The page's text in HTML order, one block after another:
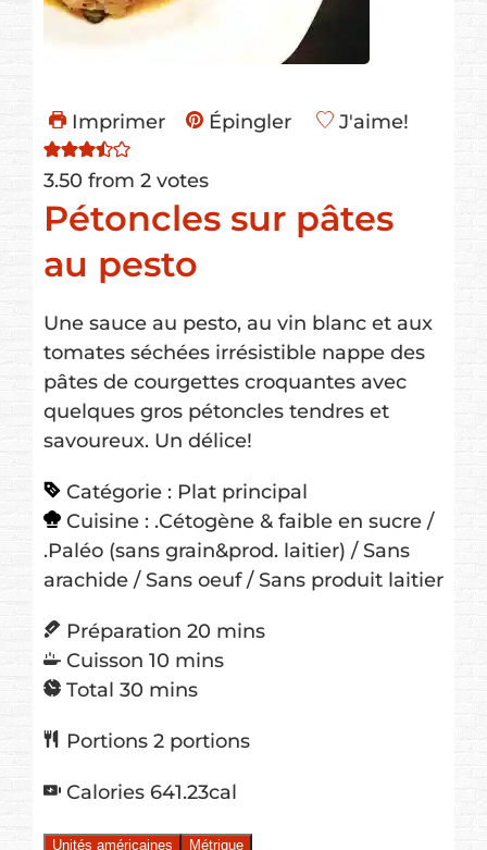
Imprimer Épingler J'aime!
3.50 from 2 votes
Pétoncles sur pâtes
au pesto
Une sauce au pesto, au vin blanc et aux
tomates séchées irrésistible nappe des
pâtes de courgettes croquantes avec
quelques gros pétoncles tendres et
savoureux. Un délice!
Catégorie : Plat principal
Cuisine : .Cétogène & faible en sucre /
.Paléo (sans grain&prod. laitier) / Sans
arachide / Sans oeuf / Sans produit laitier
Préparation 20minutes
mins
Cuisson 10minutes
mins
Total 30minutes
mins
Portions 2 portions
Calories 641.23cal
Unités américaines Métrique